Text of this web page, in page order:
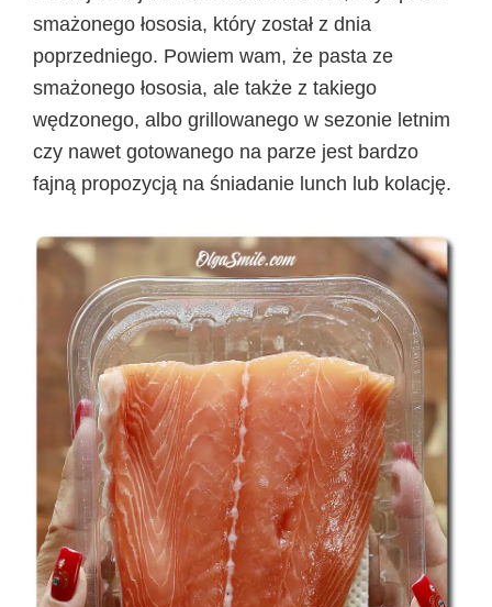
smażonego łososia, który został z dnia
poprzedniego. Powiem wam, że pasta ze
smażonego łososia, ale także z takiego
wędzonego, albo grillowanego w sezonie letnim
czy nawet gotowanego na parze jest bardzo
fajną propozycją na śniadanie lunch lub kolację.